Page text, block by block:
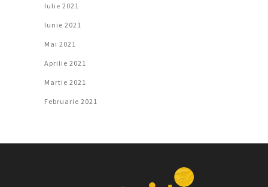
Iulie 2021
Iunie 2021
Mai 2021
Aprilie 2021
Martie 2021
Februarie 2021